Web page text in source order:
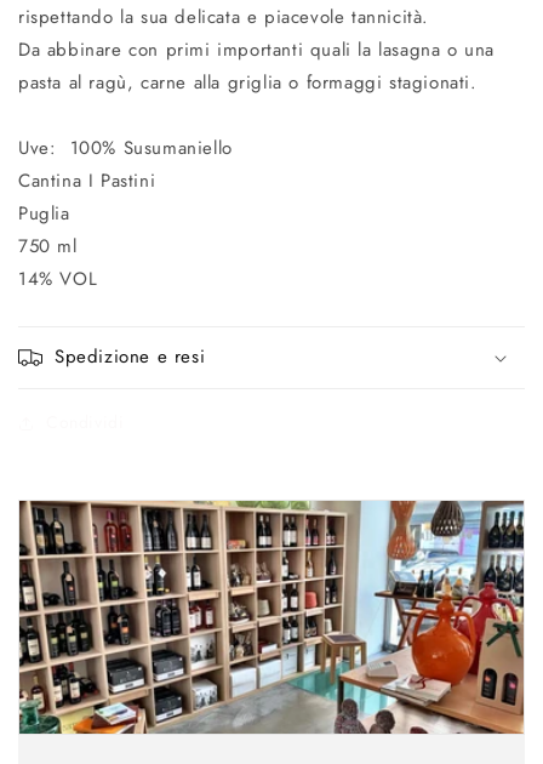
rispettando la sua delicata e piacevole tannicità.
Da abbinare con primi importanti quali la lasagna o una
pasta al ragù, carne alla griglia o formaggi stagionati.
Uve: 100% Susumaniello
Cantina I Pastini
Puglia
750 ml
14% VOL
Spedizione e resi